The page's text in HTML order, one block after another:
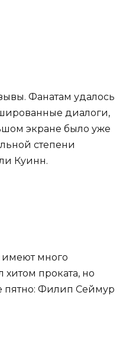
Фанатам удалось
диалоги,
экране было уже
степени
Куинн.
имеют много
проката, но
пятно: Филип Сеймур